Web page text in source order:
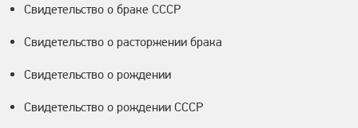
Свидетельство о браке СССР
Свидетельство о расторжении брака
Свидетельство о рождении
Свидетельство о рождении СССР